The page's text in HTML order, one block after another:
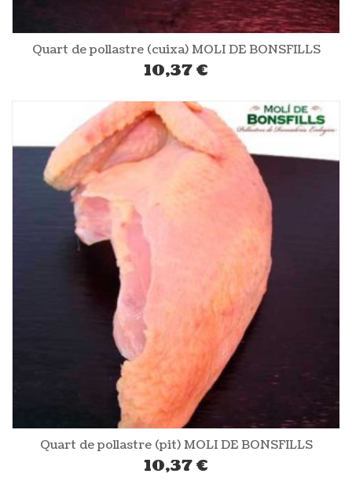
Quart de pollastre (cuixa) MOLI DE BONSFILLS
10,37€
Quart de pollastre (pit) MOLI DE BONSFILLS
10,37€